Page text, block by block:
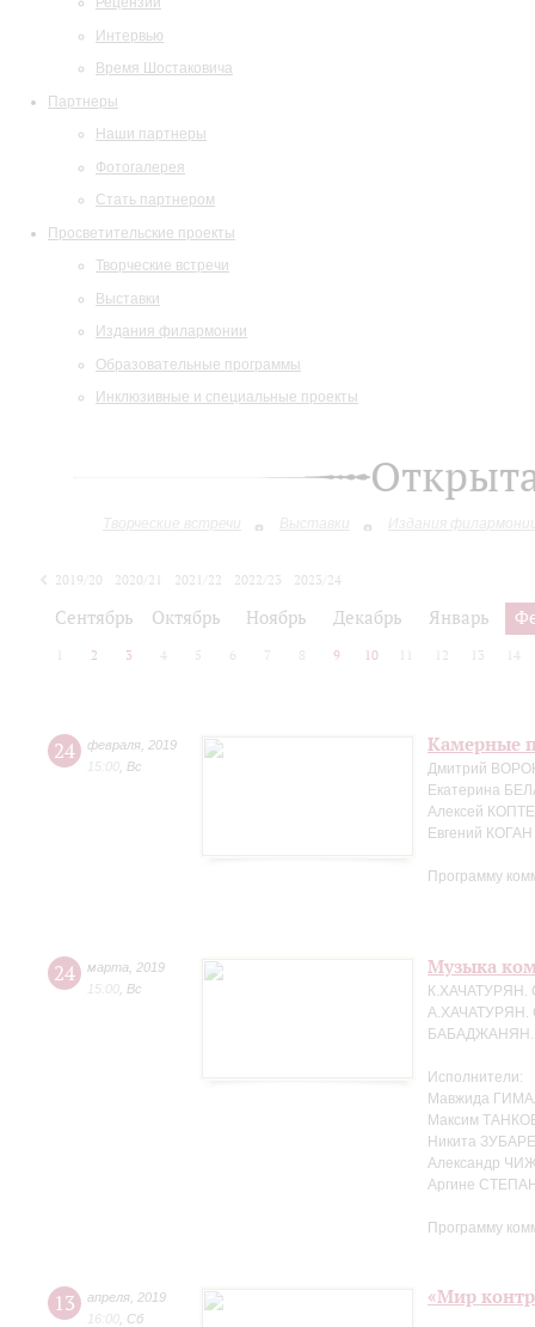
Интервью
Время Шостаковича
Партнеры
Наши партнеры
Фотогалерея
Стать партнером
Просветительские проекты
Творческие встречи
Выставки
Издания филармонии
Образовательные программы
Инклюзивные и специальные проекты
Творческие встречи Выставки Издания
2019/20 2020/21 2021/22 2022/23
2023/24
Сентябрь Октябрь Ноябрь Декабрь Январь
2 3 4 5 6 7 8 9 10 12 13 14
24 февраля 2019
15:00 Вс
Камерные
Дмитрий
Екатерина
Алексей
Евгений
Программу
24 марта
2019
15:00 Вс
Музыка
К.ХАЧАТУРЯН.
А.ХАЧАТУРЯН.
БАБАДЖАНЯН.
Исполнители:
Мавжида
Максим
Никита
Александр
Аргине
Программу
13 апреля 2019
16:00 Сб
«Мир